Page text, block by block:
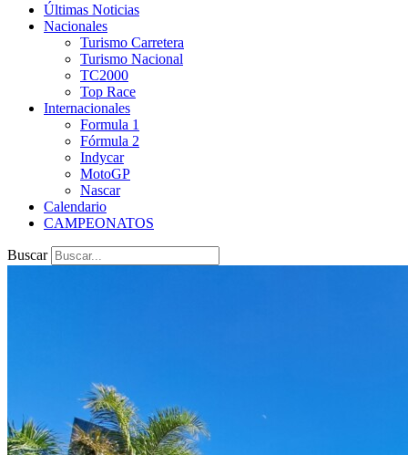
Últimas Noticias
Nacionales
Turismo Carretera
Turismo Nacional
TC2000
Top Race
Internacionales
Formula 1
Fórmula 2
Indycar
MotoGP
Nascar
Calendario
CAMPEONATOS
Buscar